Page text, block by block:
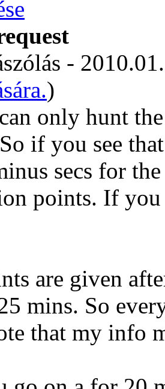
-
)
only hunt
if you see
secs for
points. If
are given
mins. So
that my info